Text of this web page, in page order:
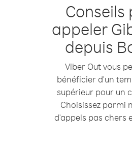
Conseils
appeler
depuis
Viber Out vous
bénéficier d'un
supérieur pour un
Choisissez parmi
d'appels pas chers